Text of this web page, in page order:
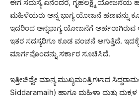
ಈಗ ಸಮಸ್ಯೆ ಏನೆಂದರೆ, ಗೃಹಲಕ್ಷ್ಮಿ ಯೋಜನೆಯ
ಮಹಿಳೆಯರು ಅನ್ನ ಭಾಗ್ಯ ಯೋಜನೆ ಹಣವನ್ನು
ಇದರಿಂದ ಅನ್ನಭಾಗ್ಯ ಯೋಜನೆಗೆ ಅರ್ಹರಾಗಿರುವ
ಇತರ ಸದಸ್ಯರಿಗೂ ಕೂಡ ವಂಚನೆ ಆಗುತ್ತಿದೆ.
ಮಾರ್ಗವೊಂದನ್ನು ಸರ್ಕಾರ ಸೂಚಿಸಿದೆ.
ಇತ್ತೀಚಿಷ್ಟೇ ಮಾನ್ಯ ಮುಖ್ಯಮಂತ್ರಿಗಳಾದ
Siddaramaih) ಹಾಗೂ ಮಹಿಳಾ ಮತ್ತು